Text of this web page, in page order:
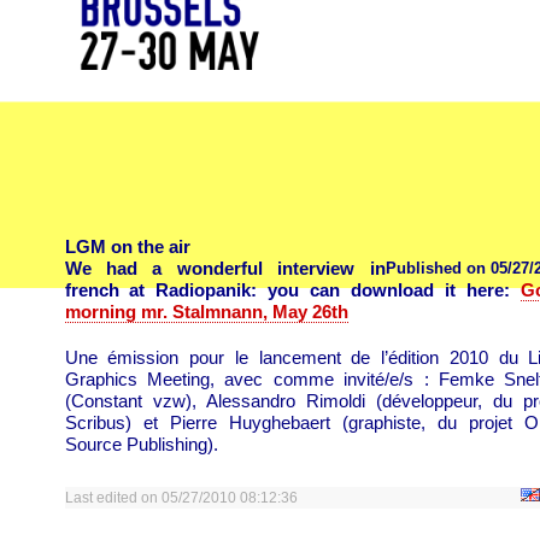
LGM on the air
Published on 05/27/
We had a wonderful interview in
french at Radiopanik: you can download it here:
morning mr. Stalmnann, May 26th
Une émission pour le lancement de l’édition 2010 du
Graphics Meeting, avec comme invité/e/s : Femke
(Constant vzw), Alessandro Rimoldi (développeur, du
Scribus) et Pierre Huyghebaert (graphiste, du projet
Source Publishing).
Last edited on 05/27/2010 08:12:36